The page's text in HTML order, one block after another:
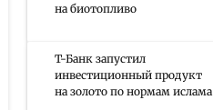
на биотопливо
Т-Банк запустил
инвестиционный продукт
на золото по нормам ислама